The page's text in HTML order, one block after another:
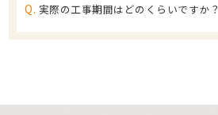
Q. 実際の工事期間はどのくらいですか？